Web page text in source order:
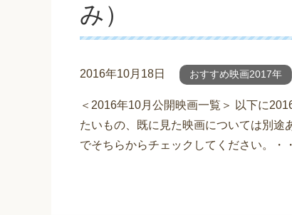
み）
2016年10月18日 おすすめ映画2017年
＜2016年10月公開映画一覧＞ 以下に
たいもの、既に見た映画については別
でそちらからチェックしてください。・